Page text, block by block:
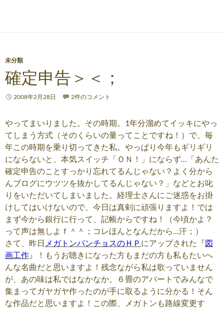
未分類
確定申告＞＜；
2008年2月28日 2件のコメント
やってまいりました。その時期。1年分溜めてイッキにやっ
てしまう方式（そのくらいの量ってことですね！）で、毎
年この時期を乗り切ってきた私。やっぱり今年もギリギリ
にならないと、本気スイッチ「ＯＮ！」にならず…「あんた
確定申告のことすっかり忘れてるんじゃない？よく分から
んブログにウツツを抜かしてるんじゃない？」などとお叱
りをいただいてしまいました。経理士さんにご迷惑をお掛
けしてはいけないので、今日は真剣に頑張りますよ！では
まず今から銀行に行って、記帳からですね！（今頃かよ？
って声は無しよｆ＾＾；コレほんとなんだから…汗；）
さて、昨日 メガトンパンチョスのＨＰ にアップされた『図
画工作 』！もうお聴きになった方もまだの方も私もたいへ
んな名曲だと思いますよ！残念ながら私は歌っていません
が、あの味は私ではなかなか。６畳のアパートでみんなで
集まってガヤガヤ作ったのが手に取るように分かる！そん
な作品だと思いますよ！この際、メガトンも路線変更す